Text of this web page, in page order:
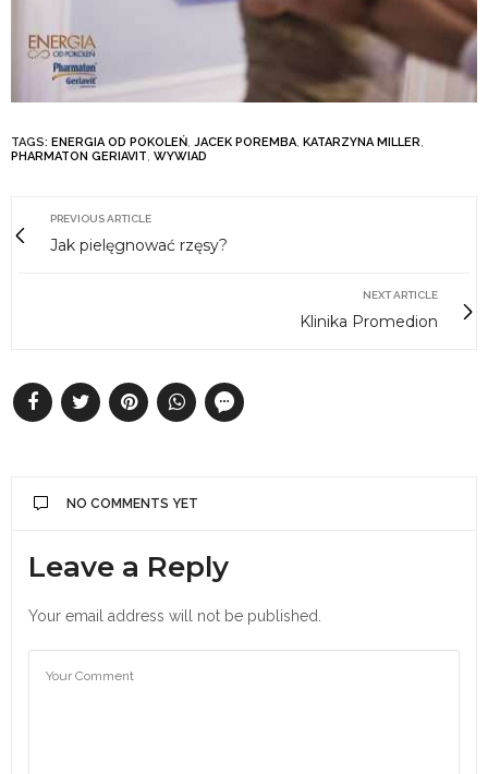
TAGS: ENERGIA OD POKOLEŃ, JACEK POREMBA, KATARZYNA MILLER,
PHARMATON GERIAVIT, WYWIAD
PREVIOUS ARTICLE
Jak pielęgnować rzęsy?
NEXT ARTICLE
Klinika Promedion
NO COMMENTS YET
Leave a Reply
Your email address will not be published.